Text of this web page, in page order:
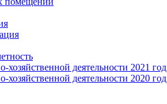
хозяйственной деятельности 2021 год
хозяйственной деятельности 2020 год